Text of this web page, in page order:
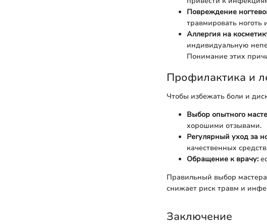
Повреждение
травмировать ноготь
Аллергия на
индивидуальную
Понимание этих
Профилактика и
Чтобы избежать боли и
Выбор опытного
хорошими отзывами.
Регулярный уход за
качественных
Обращение к врачу:
Правильный выбор
снижает риск травм и
Заключение